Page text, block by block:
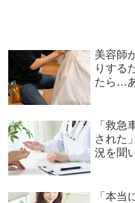
美容師
りする
たら…
「救急
された
況を聞
「本当